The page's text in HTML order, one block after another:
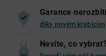
Garance
díky novým krabicím
Nevíte, co vybrat?